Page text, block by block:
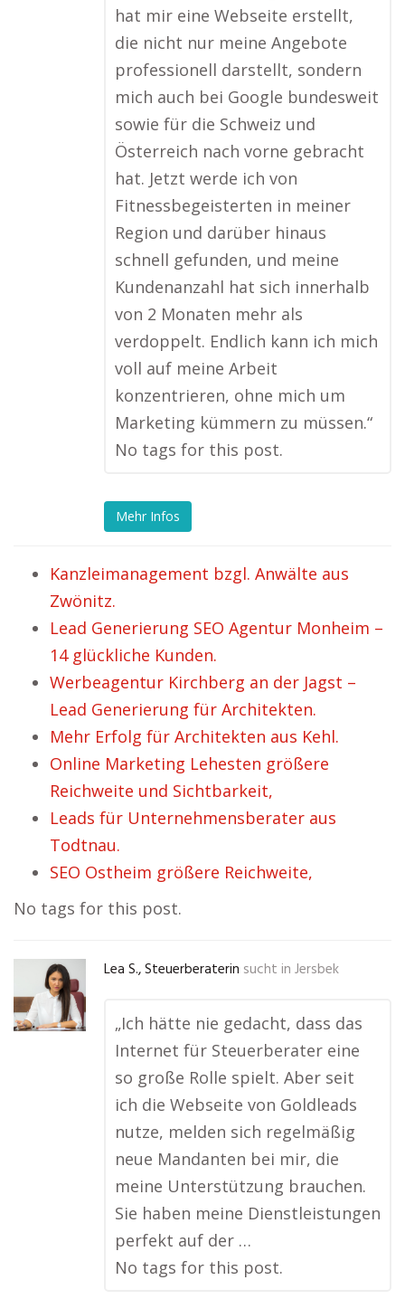
hat mir eine Webseite erstellt,
die nicht nur meine Angebote
professionell darstellt, sondern
mich auch bei Google bundesweit
sowie für die Schweiz und
Österreich nach vorne gebracht
hat. Jetzt werde ich von
Fitnessbegeisterten in meiner
Region und darüber hinaus
schnell gefunden, und meine
Kundenanzahl hat sich innerhalb
von 2 Monaten mehr als
verdoppelt. Endlich kann ich mich
voll auf meine Arbeit
konzentrieren, ohne mich um
Marketing kümmern zu müssen.“
No tags for this post.
Mehr Infos
Kanzleimanagement bzgl. Anwälte aus
Zwönitz.
Lead Generierung SEO Agentur Monheim –
14 glückliche Kunden.
Werbeagentur Kirchberg an der Jagst –
Lead Generierung für Architekten.
Mehr Erfolg für Architekten aus Kehl.
Online Marketing Lehesten größere
Reichweite und Sichtbarkeit,
Leads für Unternehmensberater aus
Todtnau.
SEO Ostheim größere Reichweite,
No tags for this post.
Lea S., Steuerberaterin sucht in Jersbek
„Ich hätte nie gedacht, dass das
Internet für Steuerberater eine
so große Rolle spielt. Aber seit
ich die Webseite von Goldleads
nutze, melden sich regelmäßig
neue Mandanten bei mir, die
meine Unterstützung brauchen.
Sie haben meine Dienstleistungen
perfekt auf der …
No tags for this post.